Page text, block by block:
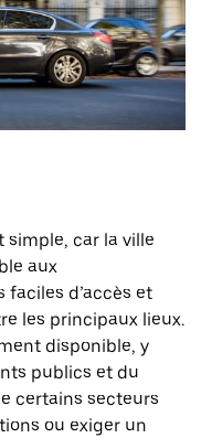
simple, car la ville
aux
d’accès et
les principaux lieux.
disponible, y
publics et du
certains secteurs
ou exiger un